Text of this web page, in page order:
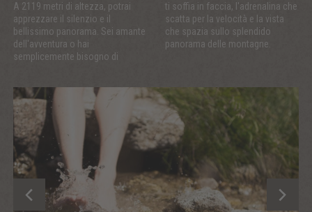
A 2119 metri di altezza, potrai
apprezzare il silenzio e il
bellissimo panorama. Sei amante
dell'avventura o hai
semplicemente bisogno di
ti soffia in faccia, l'adrenalina che
scatta per la velocità e la vista
che spazia sullo splendido
panorama delle montagne.